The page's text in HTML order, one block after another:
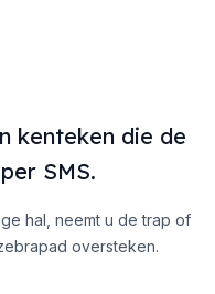
kenteken die de
SMS.
hal, neemt u de trap of
oversteken.